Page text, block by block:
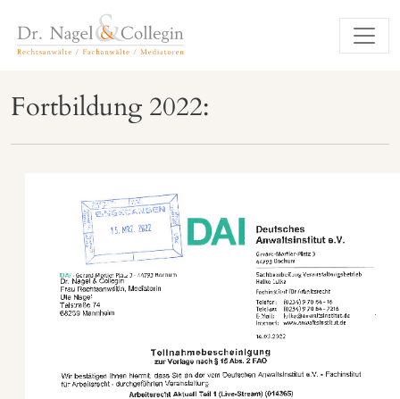
Fortbildung 2022: